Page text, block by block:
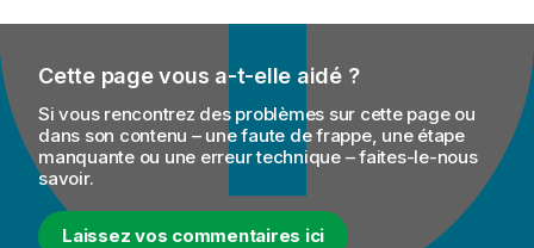
Cette page vous a-t-elle aidé ?
Si vous rencontrez des problèmes sur cette page ou
dans son contenu – une faute de frappe, une étape
manquante ou une erreur technique – faites-le-nous
savoir.
Laissez vos commentaires ici